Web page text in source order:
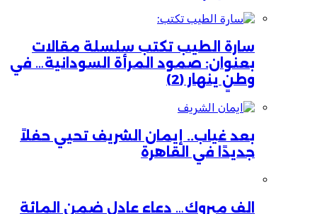
سارة الطيب تكتب سلسلة مقالات
بعنوان: صمود المرأة السودانية… في
وطنٍ ينهار (2)
بعد غياب.. إيمان الشريف تحيي حفلاً
جديدًا في القاهرة
الف مبروك… دعاء عادل ضمن المائة